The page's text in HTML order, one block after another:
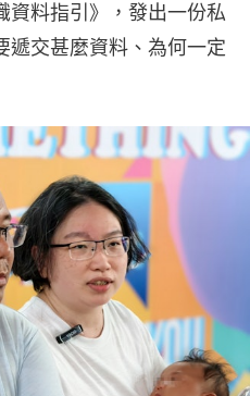
資料指引》，發出一份私
遞交甚麼資料、為何一定